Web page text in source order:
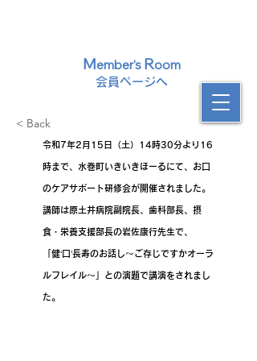
Member's Room
​会員ページへ
< Back
令和7年2月15日（土）14時30分より16
時まで、水巻町いきいきほーるにて、お口
のケアサポート研修会が開催されました。
講師は原土井病院副院長、歯科部長、摂
食・栄養支援部長の岩佐康行先生で、
「健‘口’長寿のお話し～ご存じですかオーラ
ルフレイル～」との演題で講演をされまし
た。